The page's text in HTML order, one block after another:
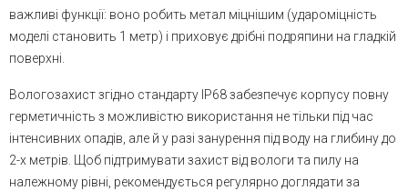
важливі функції: воно робить метал міцнішим (удароміцність
моделі становить 1 метр) і приховує дрібні подряпини на гладкій
поверхні.
Вологозахист згідно стандарту IP68 забезпечує корпусу повну
герметичність з можливістю використання не тільки під час
інтенсивних опадів, але й у разі занурення під воду на глибину до
2-х метрів. Щоб підтримувати захист від вологи та пилу на
належному рівні, рекомендується регулярно доглядати за